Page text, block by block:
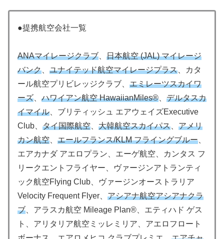
●提携航空会社一覧
ANAマイレージクラブ
日本航空 (JAL) マイレージ
バンク
ユナイテッド航空マイレージプラス 、カタ
ール航空プリビレッジクラブ、 エミレーツスカイワ
ーズ
ハワイアン航空 HawaiianMiles®
デルタスカ
イマイル 、ブリティッシュ エアウェイズExecutive
Club、 タイ国際航空 大韓航空スカイパス
アメリ
カン航空
エールフランス/KLM フライングブルー
エアカナダ アエロプラン、エーゲ航空、カンタス フ
リークエントフライヤー、ヴァージンアトランティ
ック航空Flying Club、ヴァージンオーストラリア
Velocity Frequent Flyer、 アシアナ航空アシアナクラ
ブ 、アラスカ航空 Mileage Plan®、エティハド ゲス
ト、アリタリア航空ミッレミリア、アエロフロート